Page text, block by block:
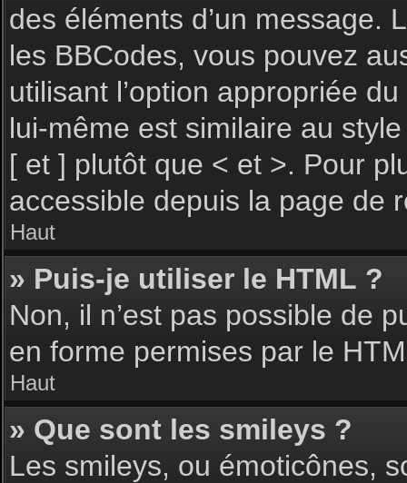
des éléments d’un message.
les BBCodes, vous pouvez
utilisant l’option appropriée
lui-même est similaire au
[ et ] plutôt que < et >. Pour
accessible depuis la page de
Haut
» Puis-je utiliser le HTML ?
Non, il n’est pas possible de
en forme permises par le
Haut
» Que sont les smileys ?
Les smileys, ou émoticônes,